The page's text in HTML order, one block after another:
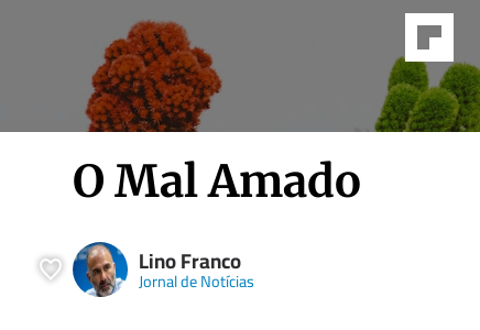
O Mal Amado
Lino Franco
Jornal de Notícias